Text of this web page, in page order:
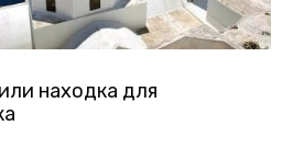
находка для